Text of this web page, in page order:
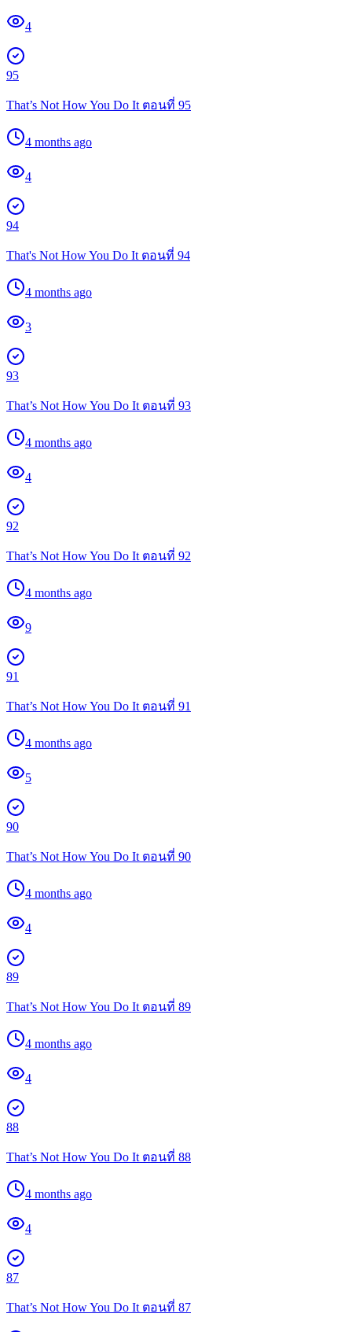
4
95
That’s Not How You Do It ตอนที่ 95
4 months ago
4
94
That's Not How You Do It ตอนที่ 94
4 months ago
3
93
That’s Not How You Do It ตอนที่ 93
4 months ago
4
92
That’s Not How You Do It ตอนที่ 92
4 months ago
9
91
That’s Not How You Do It ตอนที่ 91
4 months ago
5
90
That’s Not How You Do It ตอนที่ 90
4 months ago
4
89
That’s Not How You Do It ตอนที่ 89
4 months ago
4
88
That’s Not How You Do It ตอนที่ 88
4 months ago
4
87
That’s Not How You Do It ตอนที่ 87